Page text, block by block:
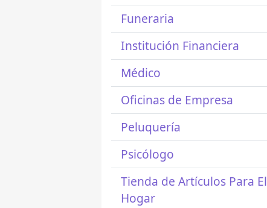
Funeraria
Institución Financiera
Médico
Oficinas de Empresa
Peluquería
Psicólogo
Tienda de Artículos Para El
Hogar